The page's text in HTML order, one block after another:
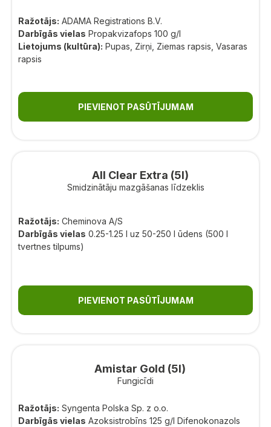
Ražotājs: ADAMA Registrations B.V.
Darbīgās vielas Propakvizafops 100 g/l
Lietojums (kultūra): Pupas, Zirņi, Ziemas rapsis, Vasaras
rapsis
PIEVIENOT PASŪTĪJUMAM
All Clear Extra (5l)
Smidzinātāju mazgāšanas līdzeklis
Ražotājs: Cheminova A/S
Darbīgās vielas 0.25-1.25 l uz 50-250 l ūdens (500 l
tvertnes tilpums)
PIEVIENOT PASŪTĪJUMAM
Amistar Gold (5l)
Fungicīdi
Ražotājs: Syngenta Polska Sp. z o.o.
Darbīgās vielas Azoksistrobīns 125 g/l Difenokonazols